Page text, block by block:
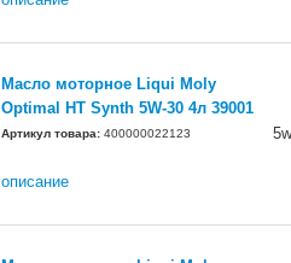
Масло моторное Liqui Moly
Optimal HT Synth 5W-30 4л 39001
Артикул товара: 400000022123
описание